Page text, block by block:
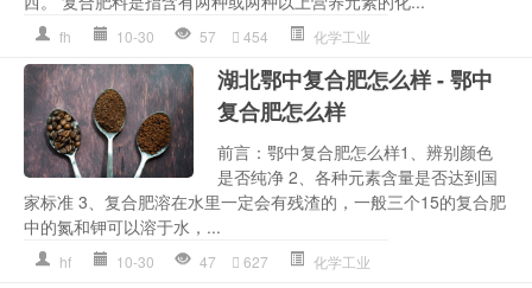
fh 10-30 57 454 化学工业
湖北鄂中复合肥怎么样 - 鄂中
复合肥怎么样
前言：鄂中复合肥怎么样1、辨别颜色
是否纯净 2、各种元素含量是否达到国
家标准 3、复合肥溶在水里一定会有残渣的，一般三个15的复合肥
中的氮和钾可以溶于水，...
hf 10-30 47 627 化学工业